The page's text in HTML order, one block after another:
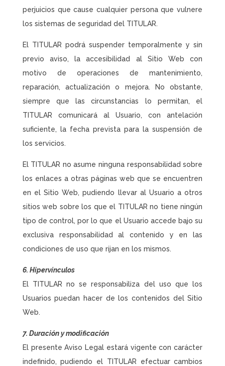
perjuicios que cause cualquier persona que vulnere
los sistemas de seguridad del TITULAR.
El TITULAR podrá suspender temporalmente y sin
previo aviso, la accesibilidad al Sitio Web con
motivo de operaciones de mantenimiento,
reparación, actualización o mejora. No obstante,
siempre que las circunstancias lo permitan, el
TITULAR comunicará al Usuario, con antelación
suficiente, la fecha prevista para la suspensión de
los servicios.
El TITULAR no asume ninguna responsabilidad sobre
los enlaces a otras páginas web que se encuentren
en el Sitio Web, pudiendo llevar al Usuario a otros
sitios web sobre los que el TITULAR no tiene ningún
tipo de control, por lo que el Usuario accede bajo su
exclusiva responsabilidad al contenido y en las
condiciones de uso que rijan en los mismos.
6. Hipervínculos
El TITULAR no se responsabiliza del uso que los
Usuarios puedan hacer de los contenidos del Sitio
Web.
7. Duración y modificación
El presente Aviso Legal estará vigente con carácter
indefinido, pudiendo el TITULAR efectuar cambios